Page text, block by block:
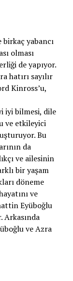
birkaç yabancı
olması
de yapıyor.
hatırı sayılır
Kinross’u,
iyi bilmesi, dile
ve etkileyici
Bu
da
ve ailesinin
bir yaşam
döneme
ve
Eyüboğlu
Arkasında
ve Azra